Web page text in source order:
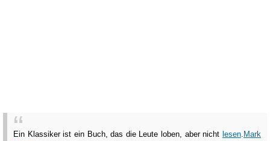
Ein Klassiker ist ein Buch, das die Leute loben, aber nicht lesen. Mark